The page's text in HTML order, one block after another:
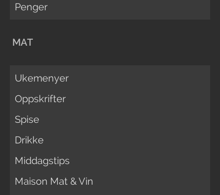
Penger
MAT
Ukemenyer
Oppskrifter
Spise
Drikke
Middagstips
Maison Mat & Vin